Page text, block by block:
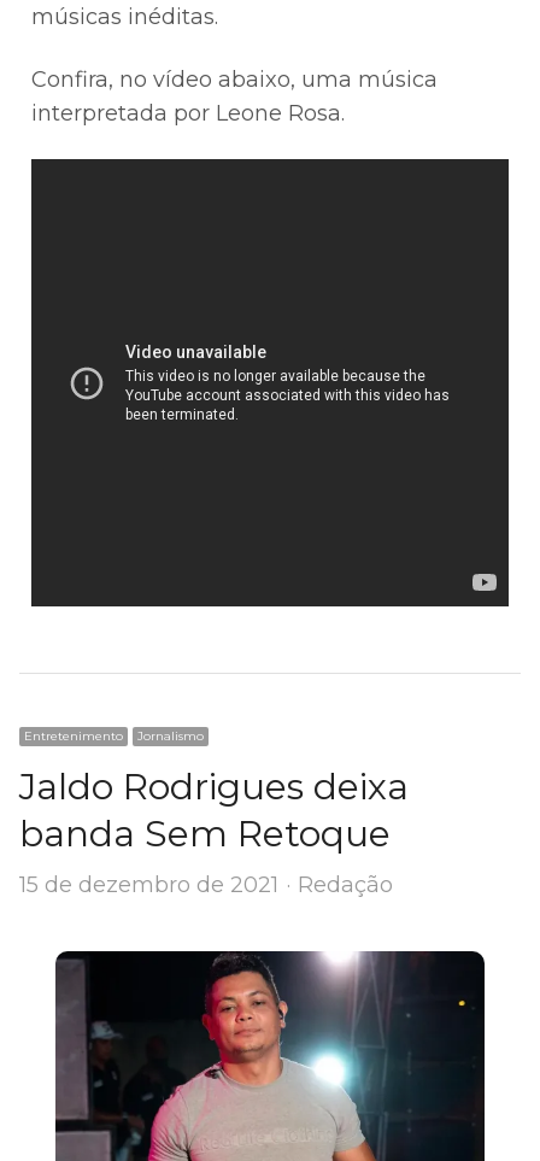
músicas inéditas.
Confira, no vídeo abaixo, uma música
interpretada por Leone Rosa.
Entretenimento Jornalismo
Jaldo Rodrigues deixa
banda Sem Retoque
15 de dezembro de 2021 Author
Redação